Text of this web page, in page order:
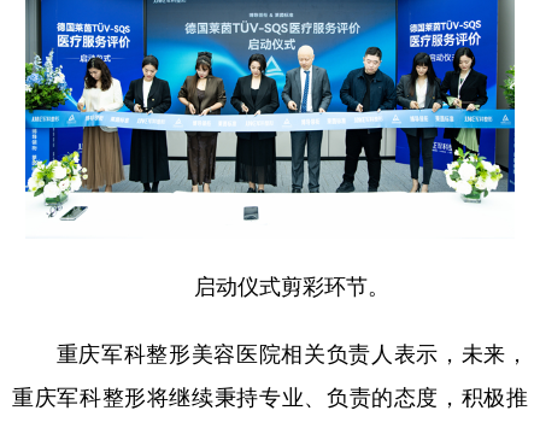
启动仪式剪彩环节。
重庆军科整形美容医院相关负责人表示，未来，
重庆军科整形将继续秉持专业、负责的态度，积极推